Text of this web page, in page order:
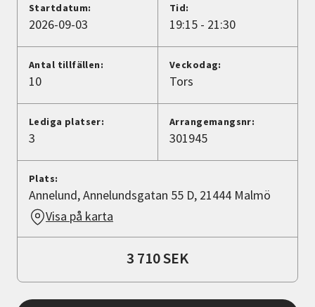
Avdelningar
Lyssna
Startdatum:
2026-09-03
Tid:
19:15 - 21:30
Antal tillfällen:
10
Veckodag:
Tors
Lediga platser:
3
Arrangemangsnr:
301945
Plats:
Annelund, Annelundsgatan 55 D, 21444 Malmö
Visa på karta
3 710 SEK